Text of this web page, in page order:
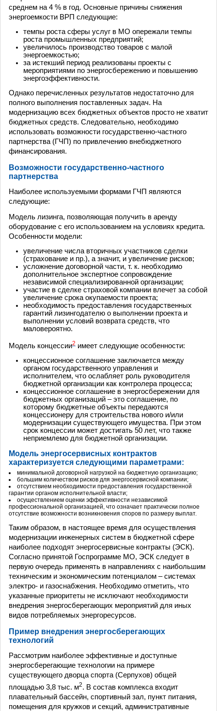
среднем на 4 % в год. Основные причины снижения
энергоемкости ВРП следующие:
темпы роста сферы услуг в МО опережали темпы
роста промышленных предприятий;
увеличилось производство товаров с малой
энергоемкостью;
за истекший период реализованы проекты с
мероприятиями по энергосбережению и повышению
энергоэффективности.
Однако перечисленных результатов недостаточно для
полного выполнения поставленных задач. На
модернизацию всех бюджетных объектов просто не хватит
бюджетных средств. Следовательно, необходимо
использовать возможности государственно-частного
партнерства (ГЧП) по привлечению внебюджетного
финансирования.
Возможности государственно-частного
партнерства
Наиболее используемыми формами ГЧП являются
следующие:
Модель лизинга, позволяющая получить в аренду
оборудование с его использованием на условиях кредита.
Особенности модели:
увеличение числа вторичных участников сделки
(страхование и пр.), а значит, и увеличение рисков;
усложнение договорной части, т. к. необходимо
дополнительное экспертное сопровождение
независимой специализированной организации;
участие в сделке страховой компании влечет за собой
увеличение срока окупаемости проекта;
необходимость предоставления государственных
гарантий лизингодателю о выполнении проекта и
выполнении условий возврата средств, что
маловероятно.
Модель концессии2 имеет следующие особенности:
концессионное соглашение заключается между
органом государственного управления и
исполнителем, что ослабляет роль руководителя
бюджетной организации как контролера процесса;
концессионное соглашение в энергосбережении для
бюджетных организаций – это соглашение, по
которому бюджетные объекты передаются
концессионеру для строительства нового и/или
модернизации существующего имущества. При этом
срок концессии может достигать 50 лет, что также
неприемлемо для бюджетной организации.
Модель энергосервисных контрактов
характеризуется следующими параметрами:
минимальной договорной нагрузкой на бюджетную организацию;
большим количеством рисков для энергосервисной компании;
отсутствием необходимости предоставления государственной
гарантии органом исполнительной власти;
осуществлением оценки эффективности независимой
профессиональной организацией, что означает практически полное
отсутствие возможности возникновения споров по размеру выплат.
Таким образом, в настоящее время для осуществления
модернизации инженерных систем в бюджетной сфере
наиболее подходят энергосервисные контракты (ЭСК).
Согласно принятой Госпрограмме МО, ЭСК следует в
первую очередь применять в направлениях с наибольшим
техническим и экономическим потенциалом – системах
электро- и газоснабжения. Необходимо отметить, что
указанные приоритеты не исключают необходимости
внедрения энергосберегающих мероприятий для иных
видов потреб­ляемых энергоресурсов.
Пример внедрения энергосберегающих
технологий
Рассмотрим наиболее эффективные и доступные
энергосберегающие технологии на примере
существующего дворца спорта (Серпухов) общей
площадью 3,8 тыс. м2. В состав комплекса входит
плавательный бассейн, спортивный зал, пункт питания,
помещения для кружков и секций, административные